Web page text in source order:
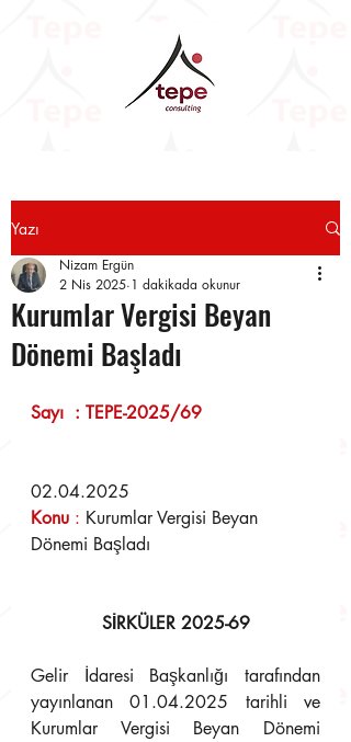
Yazı
Kurumlar Vergisi Beyan
Dönemi Başladı
Nizam Ergün
2 Nis 2025 1 dakikada okunur
Sayı  : TEPE-2025/69
02.04.2025
Konu : Kurumlar Vergisi Beyan
Dönemi Başladı
SİRKÜLER 2025-69
Gelir İdaresi Başkanlığı tarafından
yayınlanan 01.04.2025 tarihli ve
Kurumlar Vergisi Beyan Dönemi